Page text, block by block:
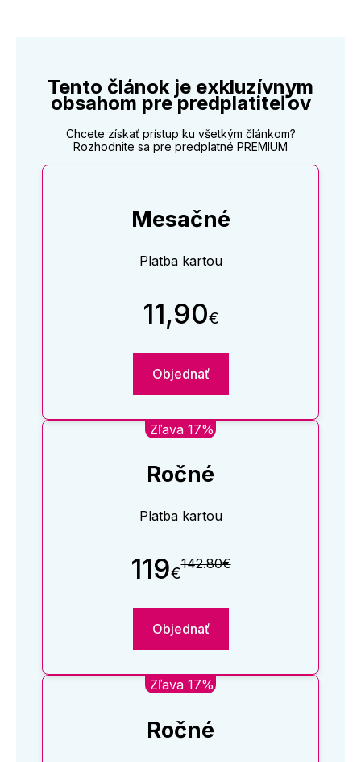
Tento článok je exkluzívnym
obsahom pre predplatiteľov
Chcete získať prístup ku všetkým článkom?
Rozhodnite sa pre predplatné PREMIUM
Mesačné
Platba kartou
11,90€
Objednať
Zľava 17%
Ročné
Platba kartou
119€142.80€
Objednať
Zľava 17%
Ročné